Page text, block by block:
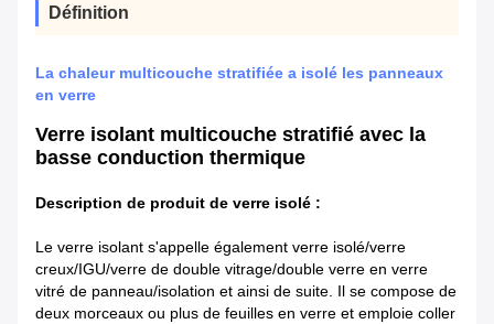
Définition
La chaleur multicouche stratifiée a isolé les panneaux
en verre
Verre isolant multicouche stratifié avec la
basse conduction thermique
Description de produit de verre isolé :
Le verre isolant s'appelle également verre isolé/verre
creux/IGU/verre de double vitrage/double verre en verre
vitré de panneau/isolation et ainsi de suite. Il se compose de
deux morceaux ou plus de feuilles en verre et emploie coller